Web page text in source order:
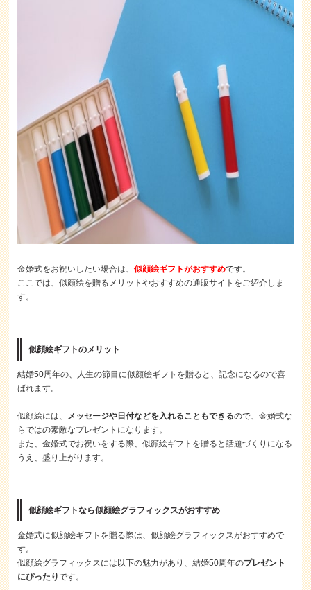
金婚式をお祝いしたい場合は、似顔絵ギフトがおすすめです。
ここでは、似顔絵を贈るメリットやおすすめの通販サイトをご紹介しま
す。
似顔絵ギフトのメリット
結婚50周年の、人生の節目に似顔絵ギフトを贈ると、記念になるので喜
ばれます。
似顔絵には、 メッセージや日付などを入れることもできるので、金婚式な
らではの素敵なプレゼントになります。
また、金婚式でお祝いをする際、似顔絵ギフトを贈ると話題づくりになる
うえ、盛り上がります。
似顔絵ギフトなら似顔絵グラフィックスがおすすめ
金婚式に似顔絵ギフトを贈る際は、似顔絵グラフィックスがおすすめで
す。
似顔絵グラフィックスには以下の魅力があり、結婚50周年のプレゼント
にぴったりです。